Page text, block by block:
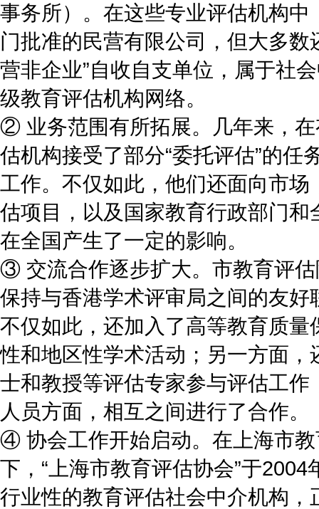
事务所）。在这些专业评估机构
门批准的民营有限公司，但大多
营非企业”自收自支单位，属于社
级教育评估机构网络。
② 业务范围有所拓展。几年来，
估机构接受了部分“委托评估”的
工作。不仅如此，他们还面向市
估项目，以及国家教育行政部门
在全国产生了一定的影响。
③ 交流合作逐步扩大。市教育评
保持与香港学术评审局之间的友
不仅如此，还加入了高等教育质
性和地区性学术活动；另一方面，
士和教授等评估专家参与评估工
人员方面，相互之间进行了合作。
④ 协会工作开始启动。在上海市
下，“上海市教育评估协会”于
行业性的教育评估社会中介机构